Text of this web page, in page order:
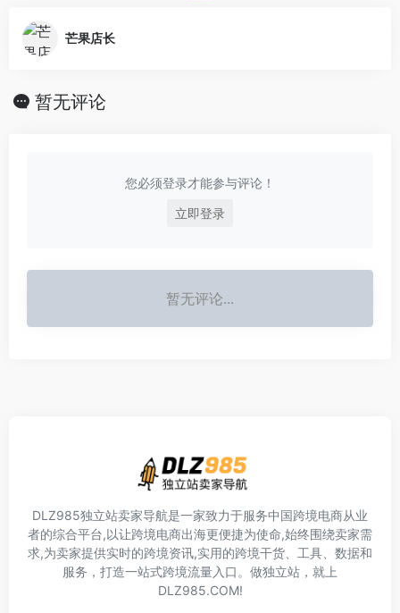
芒果店长
暂无评论
您必须登录才能参与评论！
立即登录
暂无评论...
DLZ985独立站卖家导航是一家致力于服务中国跨境电商从业
者的综合平台,以让跨境电商出海更便捷为使命,始终围绕卖家需
求,为卖家提供实时的跨境资讯,实用的跨境干货、工具、数据和
服务，打造一站式跨境流量入口。做独立站，就上
DLZ985.COM!